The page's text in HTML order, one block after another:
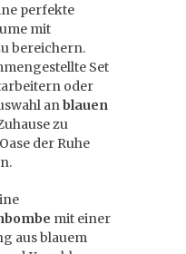
perfekte
mit
bereichern.
Set
oder
anblauen
zu
der Ruhe
mit einer
aus blauem